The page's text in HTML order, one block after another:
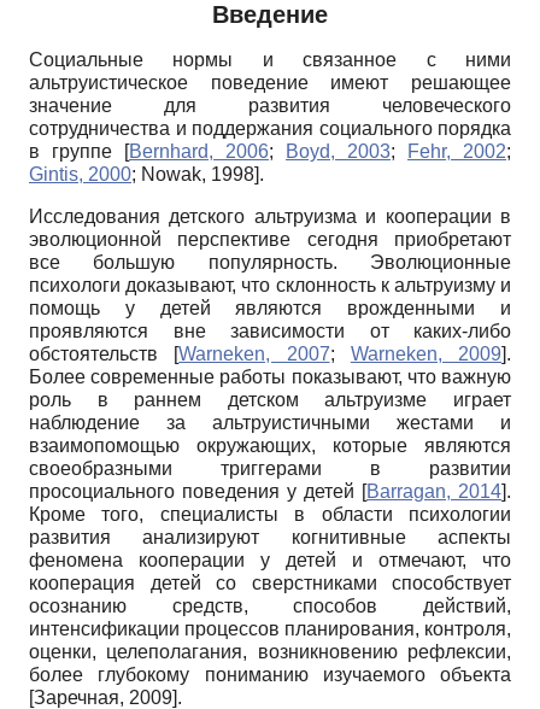
Введение
Социальные нормы и связанное с ними
альтруистическое поведение имеют решающее
значение для развития человеческого
сотрудничества и поддержания социального порядка
в группе
[Bernhard, 2006; Boyd, 2003; Fehr, 2002;
Gintis, 2000; Nowak, 1998].
Исследования детского альтруизма и кооперации в
эволюционной перспективе сегодня приобретают
все большую популярность. Эволюционные
психологи доказывают, что склонность к альтруизму и
помощь у детей являются врожденными и
проявляются вне зависимости от каких-либо
обстоятельств
[Warneken, 2007; Warneken, 2009].
Более современные работы показывают, что важную
роль в раннем детском альтруизме играет
наблюдение за альтруистичными жестами и
взаимопомощью окружающих, которые являются
своеобразными триггерами в развитии
просоциального поведения у детей [Barragan, 2014].
Кроме того, специалисты в области психологии
развития анализируют когнитивные аспекты
феномена кооперации у детей и отмечают, что
кооперация детей со сверстниками способствует
осознанию средств, способов действий,
интенсификации процессов планирования, контроля,
оценки, целеполагания, возникновению рефлексии,
более глубокому пониманию изучаемого объекта
[Заречная, 2009].